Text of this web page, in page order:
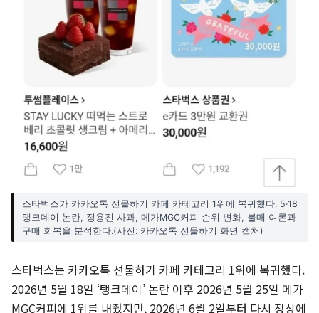
스타벅스가 카카오톡 선물하기 카페 카테고리 1위에 복귀했다. 5·18
탱크데이 논란, 정용진 사과, 메가MGC커피 순위 변화, 불매 여론과
구매 회복을 분석한다.(사진: 카카오톡 선물하기 화면 캡처)
스타벅스는 카카오톡 선물하기 카페 카테고리 1위에 복귀했다.
2026년 5월 18일 ‘탱크데이’ 논란 이후 2026년 5월 25일 메가
MGC커피에 1위를 내줬지만, 2026년 6월 2일부터 다시 정상에